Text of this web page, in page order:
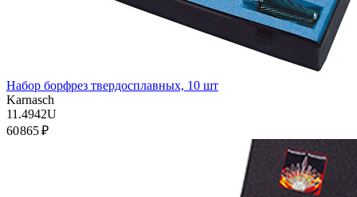
Набор борфрез твердосплавных, 10 шт
Karnasch
11.4942U
60 865 ₽